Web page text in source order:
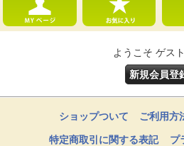
ようこそ ゲス
新規会員登
ショップついて ご利用方
特定商取引に関する表記 プ